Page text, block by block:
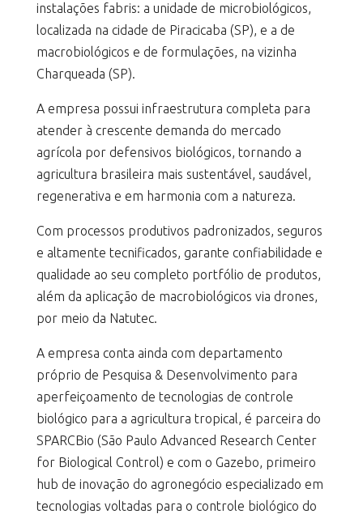
instalações fabris: a unidade de microbiológicos,
localizada na cidade de Piracicaba (SP), e a de
macrobiológicos e de formulações, na vizinha
Charqueada (SP).
A empresa possui infraestrutura completa para
atender à crescente demanda do mercado
agrícola por defensivos biológicos, tornando a
agricultura brasileira mais sustentável, saudável,
regenerativa e em harmonia com a natureza.
Com processos produtivos padronizados, seguros
e altamente tecnificados, garante confiabilidade e
qualidade ao seu completo portfólio de produtos,
além da aplicação de macrobiológicos via drones,
por meio da Natutec.
A empresa conta ainda com departamento
próprio de Pesquisa & Desenvolvimento para
aperfeiçoamento de tecnologias de controle
biológico para a agricultura tropical, é parceira do
SPARCBio (São Paulo Advanced Research Center
for Biological Control) e com o Gazebo, primeiro
hub de inovação do agronegócio especializado em
tecnologias voltadas para o controle biológico do